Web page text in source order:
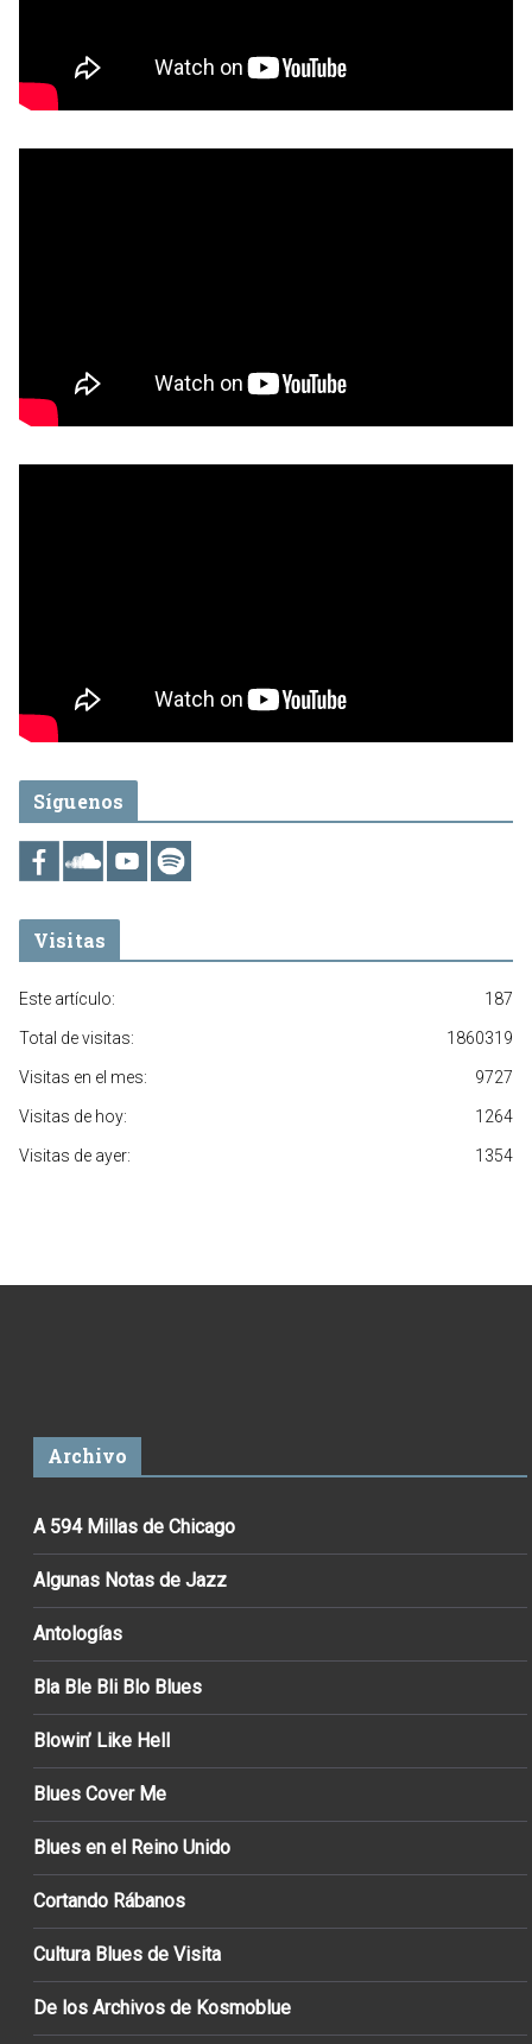
Síguenos
Visitas
187
Este artículo:
1860319
Total de visitas:
9727
Visitas en el mes:
1264
Visitas de hoy:
1354
Visitas de ayer:
Archivo
A 594 Millas de Chicago
Algunas Notas de Jazz
Antologías
Bla Ble Bli Blo Blues
Blowin’ Like Hell
Blues Cover Me
Blues en el Reino Unido
Cortando Rábanos
Cultura Blues de Visita
De los Archivos de Kosmoblue